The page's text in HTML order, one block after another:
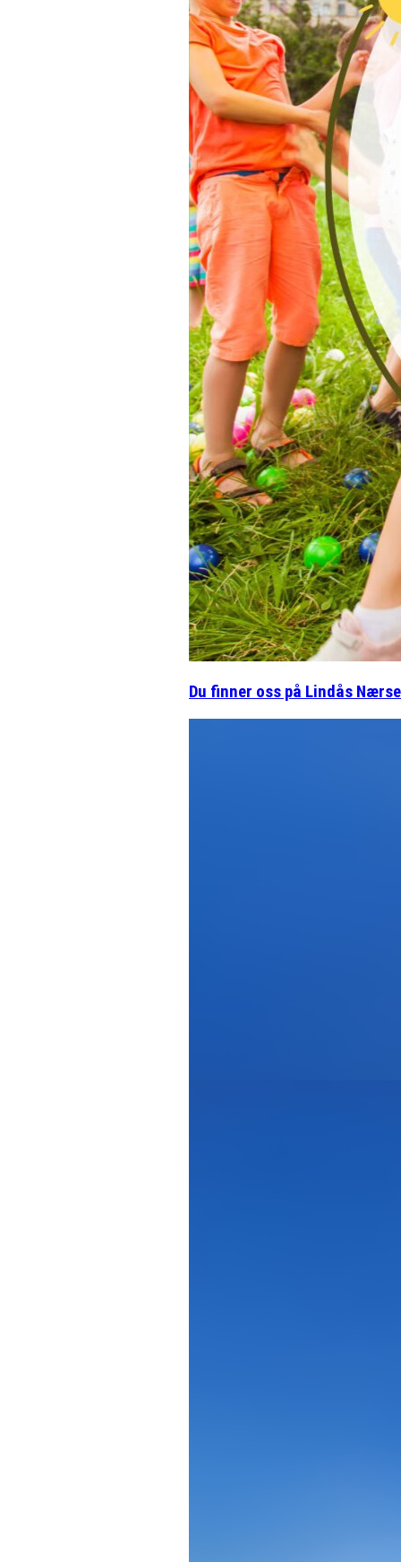
Du finner oss på Lindås